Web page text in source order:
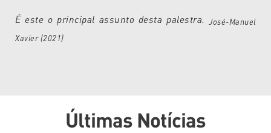
É este o principal assunto desta palestra. José-Manuel
Xavier (2021)
Últimas Notícias